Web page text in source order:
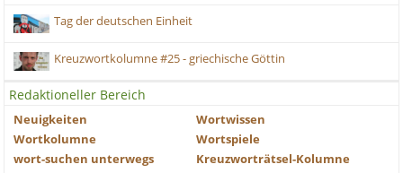
Tag der deutschen Einheit
Kreuzwortkolumne #25 - griechische Göttin
Redaktioneller Bereich
Neuigkeiten
Wortwissen
Wortkolumne
Wortspiele
wort-suchen unterwegs
Kreuzworträtsel-Kolumne